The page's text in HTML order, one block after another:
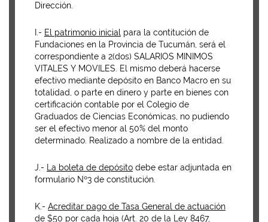
Dirección.
I.- El patrimonio inicial para la contitución de
Fundaciones en la Provincia de Tucumán, será el
correspondiente a 2(dos) SALARIOS MINIMOS
VITALES Y MOVILES. El mismo deberá hacerse
efectivo mediante depósito en Banco Macro en su
totalidad, o parte en dinero y parte en bienes con
certificación contable por el Colegio de
Graduados de Ciencias Económicas, no pudiendo
ser el efectivo menor al 50% del monto
determinado. Realizado a nombre de la entidad.
J.- La boleta de depósito debe estar adjuntada en
formulario Nº3 de constitución.
K.- Acreditar pago de Tasa General de actuación
de $50 por cada hoja (Art. 20 de la Ley 8467,